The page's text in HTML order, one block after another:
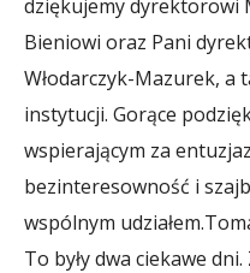
dziękujemy dyrektorowi
Bieniowi oraz Pani
Włodarczyk-Mazurek, a
instytucji. Gorące
wspierającym za
bezinteresowność i
wspólnym udziałem.
To były dwa ciekawe